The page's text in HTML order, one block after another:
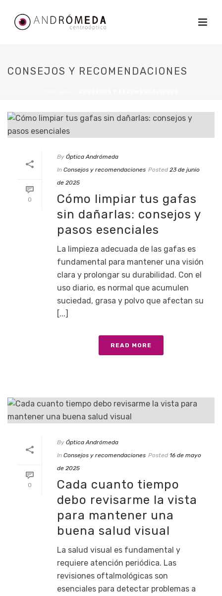
CONSEJOS Y RECOMENDACIONES
0
By Óptica Andrómeda
In Consejos y recomendaciones Posted 23 de junio
de 2025
Cómo limpiar tus gafas
sin dañarlas: consejos y
pasos esenciales
La limpieza adecuada de las gafas es
fundamental para mantener una visión
clara y prolongar su durabilidad. Con el
uso diario, es normal que acumulen
suciedad, grasa y polvo que afectan su
[...]
READ MORE
0
By Óptica Andrómeda
In Consejos y recomendaciones Posted 16 de mayo
de 2025
Cada cuanto tiempo
debo revisarme la vista
para mantener una
buena salud visual
La salud visual es fundamental y
requiere atención periódica. Las
revisiones oftalmológicas son
esenciales para detectar problemas a